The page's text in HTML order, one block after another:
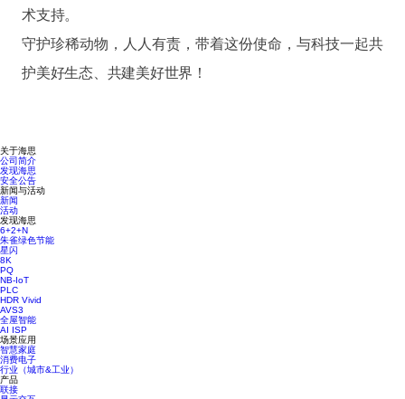
术支持。
守护珍稀动物，人人有责，带着这份使命，与科技一起共
护美好生态、共建美好世界！
关于海思
公司简介
发现海思
安全公告
新闻与活动
新闻
活动
发现海思
6+2+N
朱雀绿色节能
星闪
8K
PQ
NB-IoT
PLC
HDR Vivid
AVS3
全屋智能
AI ISP
场景应用
智慧家庭
消费电子
行业（城市&工业）
产品
联接